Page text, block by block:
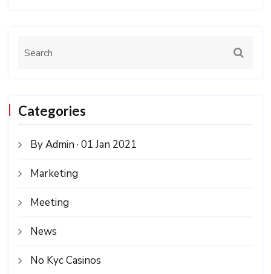
Categories
By Admin · 01 Jan 2021
Marketing
Meeting
News
No Kyc Casinos